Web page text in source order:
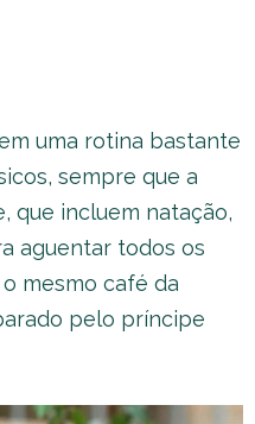
uma rotina bastante
sempre que a
que incluem natação,
aguentar todos os
mesmo café da
pelo príncipe